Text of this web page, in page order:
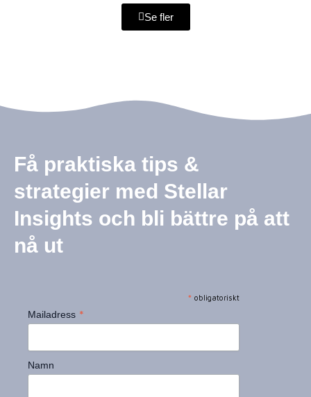
Se fler
Få praktiska tips &
strategier med Stellar
Insights och bli bättre på att
nå ut
* obligatoriskt
Mailadress *
Namn